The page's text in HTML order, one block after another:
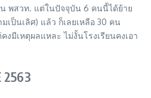
พสวท. แต่ในปัจจุบัน 6 คนนี้ได้ย้าย
เป็นเลิศ) แล้ว ก็เลยเหลือ 30 คน
งมีเหตุผลแหละ ไม่งั้นโรงเรียนคงเอา